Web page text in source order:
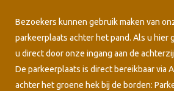
Bezoekers kunnen gebruik maken van
parkeerplaats achter het pand. Als u hier
u direct door onze ingang aan de
De parkeerplaats is direct bereikbaar via
achter het groene hek bij de borden: